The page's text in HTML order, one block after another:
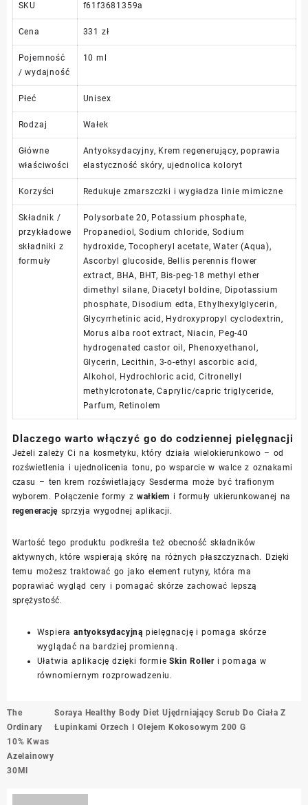
SKU f61f3681359a
Cena 331 zł
Pojemność
/ wydajność
10 ml
Płeć Unisex
Rodzaj Wałek
Główne
właściwości
Antyoksydacyjny, Krem regenerujący, poprawia
elastyczność skóry, ujednolica koloryt
Korzyści Redukuje zmarszczki i wygładza linie mimiczne
Składnik /
przykładowe
składniki z
formuły
Polysorbate 20, Potassium phosphate,
Propanediol, Sodium chloride, Sodium
hydroxide, Tocopheryl acetate, Water (Aqua),
Ascorbyl glucoside, Bellis perennis flower
extract, BHA, BHT, Bis-peg-18 methyl ether
dimethyl silane, Diacetyl boldine, Dipotassium
phosphate, Disodium edta, Ethylhexylglycerin,
Glycyrrhetinic acid, Hydroxypropyl cyclodextrin,
Morus alba root extract, Niacin, Peg-40
hydrogenated castor oil, Phenoxyethanol,
Glycerin, Lecithin, 3-o-ethyl ascorbic acid,
Alkohol, Hydrochloric acid, Citronellyl
methylcrotonate, Caprylic/capric triglyceride,
Parfum, Retinolem
Dlaczego warto włączyć go do codziennej pielęgnacji
Jeżeli zależy Ci na kosmetyku, który działa wielokierunkowo – od
rozświetlenia i ujednolicenia tonu, po wsparcie w walce z oznakami
czasu – ten krem rozświetlający Sesderma może być trafionym
wyborem. Połączenie formy zwałkiem i formuły ukierunkowanej na
regeneracjęsprzyja wygodnej aplikacji.
Wartość tego produktu podkreśla też obecność składników
aktywnych, które wspierają skórę na różnych płaszczyznach. Dzięki
temu możesz traktować go jako element rutyny, która ma
poprawiać wygląd cery i pomagać skórze zachować lepszą
sprężystość.
Wspiera antyoksydacyjną pielęgnację i pomaga skórze
wyglądać na bardziej promienną.
Ułatwia aplikację dzięki formieSkin Rolleri pomaga w
równomiernym rozprowadzeniu.
Nawigacja
wpisu
The
Ordinary
10% Kwas
Azelainowy
30Ml
Soraya Healthy Body Diet Ujędrniający Scrub Do Ciała Z
Łupinkami Orzech I Olejem Kokosowym 200 G